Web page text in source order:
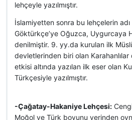
lehçeyle yazılmıştır.
İslamiyetten sonra bu lehçelerin
Göktürkçe’ye Oğuzca, Uygurcaya
denilmiştir. 9. yy.da kurulan ilk
devletlerinden biri olan Karahanlılar
etkisi altında yazılan ilk eser olan
Türkçesiyle yazılmıştır.
-Çağatay-Hakaniye Lehçesi:
Moğol ve Türk boyunu yerinden